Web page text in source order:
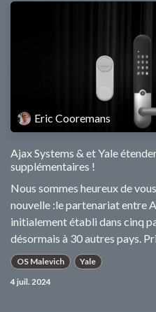
Eric Cooremans
Ajax Systems & et Yale
supplémentaires !
Nous sommes heureux de
nouvelle :le partenariat entre
initialement établi dans cinq
désormais à 30 autres pays.
OS Malevich Yale
4 juil. 2024